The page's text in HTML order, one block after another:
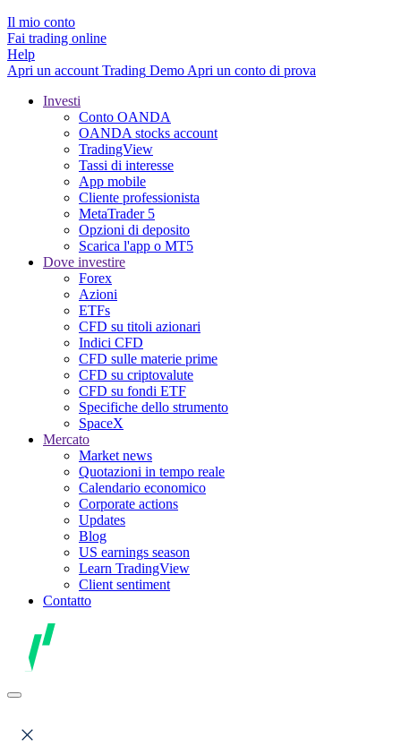
Il mio conto
Fai trading online
Help
Apri un account Trading Demo Apri un conto di prova
Investi
Conto OANDA
OANDA stocks account
TradingView
Tassi di interesse
App mobile
Cliente professionista
MetaTrader 5
Opzioni di deposito
Scarica l'app o MT5
Dove investire
Forex
Azioni
ETFs
CFD su titoli azionari
Indici CFD
CFD sulle materie prime
CFD su criptovalute
CFD su fondi ETF
Specifiche dello strumento
SpaceX
Mercato
Market news
Quotazioni in tempo reale
Calendario economico
Corporate actions
Updates
Blog
US earnings season
Learn TradingView
Client sentiment
Contatto